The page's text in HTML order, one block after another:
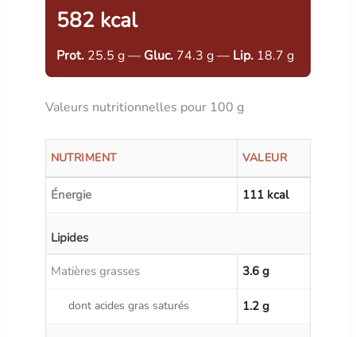
582 kcal
Prot.25.5 g — Gluc.74.3 g — Lip.18.7 g
Valeurs nutritionnelles pour 100 g
NUTRIMENT VALEUR
Énergie 111 kcal
Lipides
Matières grasses 3.6 g
dont acides gras saturés 1.2 g